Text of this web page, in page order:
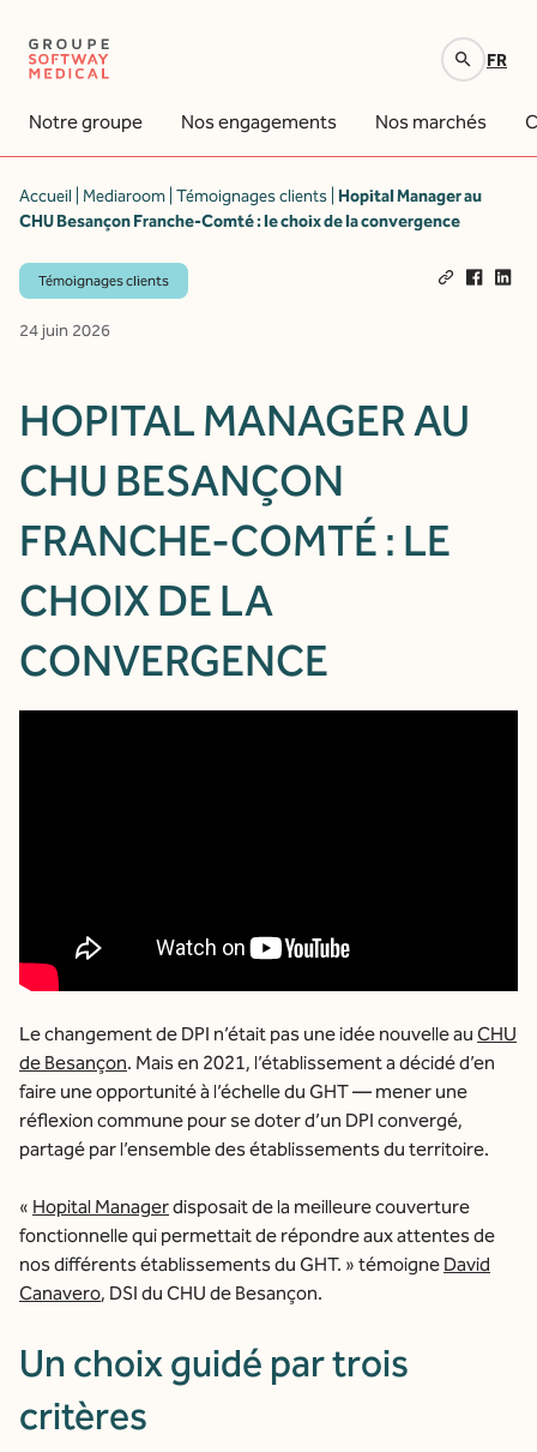
FR
Notre groupe Nos engagements Nos marchés
Accueil Mediaroom Témoignages clients Hopital Manager au
CHU Besançon Franche-Comté : le choix de la convergence
Témoignages clients
24 juin 2026
HOPITAL MANAGER AU
CHU BESANÇON
FRANCHE-COMTÉ : LE
CHOIX DE LA
CONVERGENCE
Le changement de DPI n’était pas une idée nouvelle au CHU
de Besançon. Mais en 2021, l’établissement a décidé d’en
faire une opportunité à l’échelle du GHT — mener une
réflexion commune pour se doter d’un DPI convergé,
partagé par l’ensemble des établissements du territoire.
« Hopital Managerdisposait de la meilleure couverture
fonctionnelle qui permettait de répondre aux attentes de
nos différents établissements du GHT. » témoigne David
Canavero, DSI du CHU de Besançon.
Un choix guidé par trois
critères